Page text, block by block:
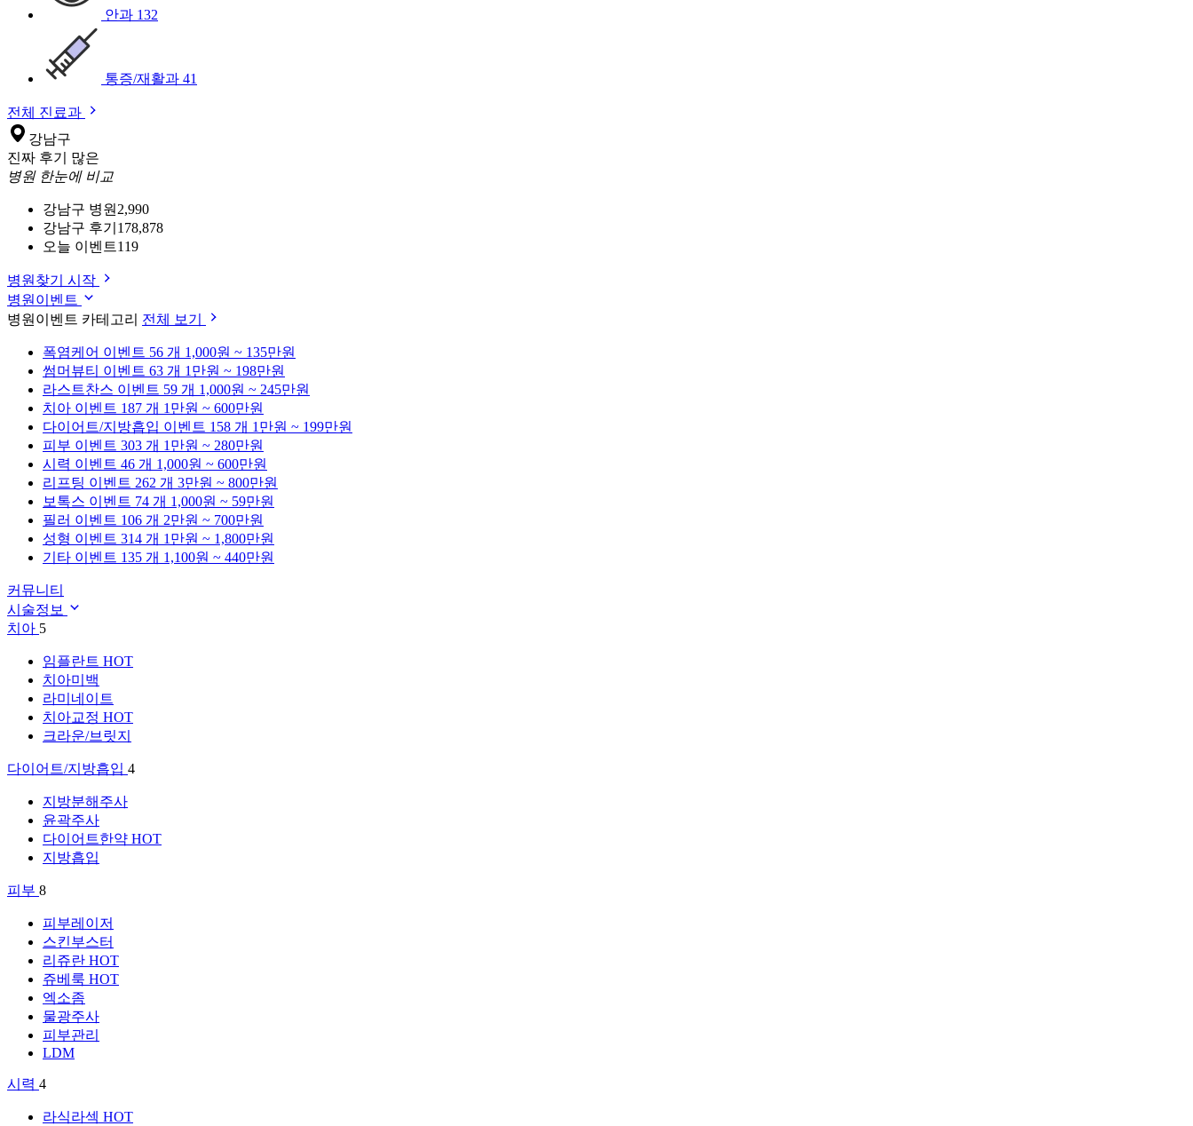
안과 132
통증/재활과 41
전체 진료과
강남구
진짜 후기 많은
병원 한눈에 비교
강남구 병원 2,990
강남구 후기 178,878
오늘 이벤트119
병원찾기 시작
병원이벤트
병원이벤트 카테고리 전체 보기
폭염케어 이벤트 56 개 1,000원 ~ 135만원
썸머뷰티 이벤트 63 개 1만원 ~ 198만원
라스트찬스 이벤트 59 개 1,000원 ~ 245만원
치아 이벤트 187 개 1만원 ~ 600만원
다이어트/지방흡입 이벤트 158 개 1만원 ~ 199만원
피부 이벤트 303 개 1만원 ~ 280만원
시력 이벤트 46 개 1,000원 ~ 600만원
리프팅 이벤트 262 개 3만원 ~ 800만원
보톡스 이벤트 74 개 1,000원 ~ 59만원
필러 이벤트 106 개 2만원 ~ 700만원
성형 이벤트 314 개 1만원 ~ 1,800만원
기타 이벤트 135 개 1,100원 ~ 440만원
커뮤니티
시술정보
치아 5
임플란트 HOT
치아미백
라미네이트
치아교정 HOT
크라운/브릿지
다이어트/지방흡입 4
지방분해주사
윤곽주사
다이어트한약 HOT
지방흡입
피부 8
피부레이저
스킨부스터
리쥬란 HOT
쥬베룩 HOT
엑소좀
물광주사
피부관리
LDM
시력 4
라식라섹 HOT